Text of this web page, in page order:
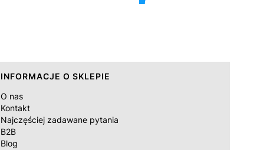
INFORMACJE O SKLEPIE
O nas
Kontakt
Najczęściej zadawane pytania
B2B
Blog